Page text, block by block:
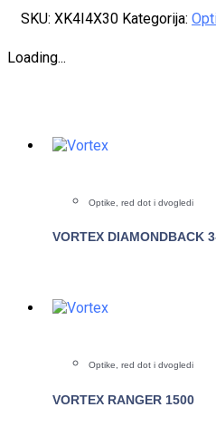
SKU: XK4I4X30 Kategorija:
Loading...
Optike, red dot i dvogledi
VORTEX DIAMONDBACK
Optike, red dot i dvogledi
VORTEX RANGER 1500